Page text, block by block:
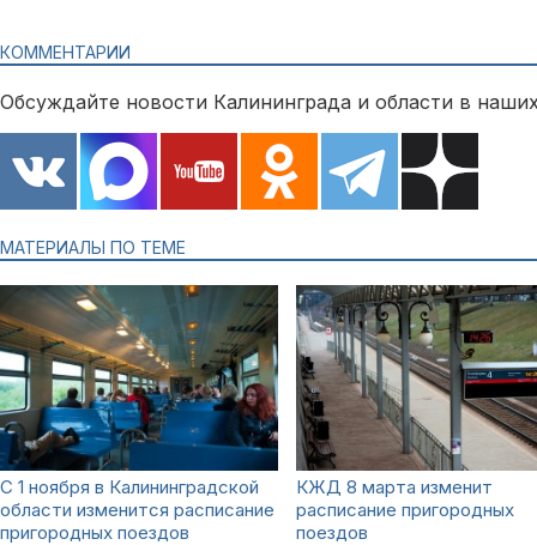
КОММЕНТАРИИ
Обсуждайте новости Калининграда и области в
МАТЕРИАЛЫ ПО ТЕМЕ
С 1 ноября в Калининградской
области изменится расписание
пригородных поездов
КЖД 8 марта изменит
расписание пригородных
поездов